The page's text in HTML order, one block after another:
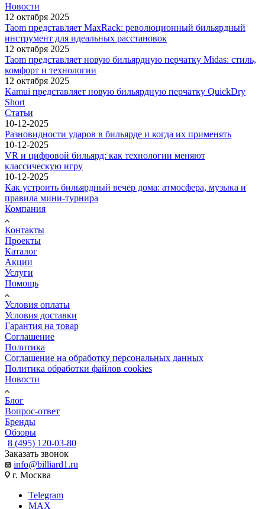
Новости
12 октября 2025
Taom представляет MaxRack: революционный бильярдный
инструмент для идеальных расстановок
12 октября 2025
Taom представляет новую бильярдную перчатку Midas: стиль,
комфорт и технологии
12 октября 2025
Kamui представляет новую бильярдную перчатку QuickDry
Short
Статьи
10-12-2025
Разновидности ударов в бильярде и когда их применять
10-12-2025
VR и цифровой бильярд: как технологии меняют
классическую игру
10-12-2025
Как устроить бильярдный вечер дома: атмосфера, музыка и
правила мини-турнира
Компания
Контакты
Проекты
Каталог
Акции
Услуги
Помощь
Условия оплаты
Условия доставки
Гарантия на товар
Соглашение
Политика
Соглашение на обработку персональных данных
Политика обработки файлов cookies
Новости
Блог
Вопрос-ответ
Бренды
Обзоры
8 (495) 120-03-80
Заказать звонок
info@billiard1.ru
г. Москва
Telegram
MAX